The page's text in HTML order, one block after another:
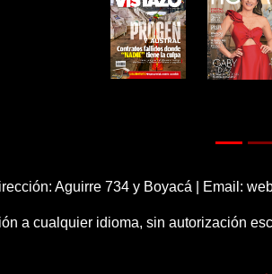
Aguirre 734 y Boyacá | Email:
a cualquier idioma, sin autorización